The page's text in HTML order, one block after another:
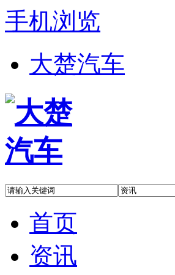
手机浏览
大楚汽车
首页
资讯